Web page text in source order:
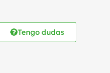
Tengo dudas